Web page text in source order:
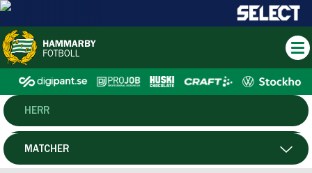
HERR
DAM
MATCHER